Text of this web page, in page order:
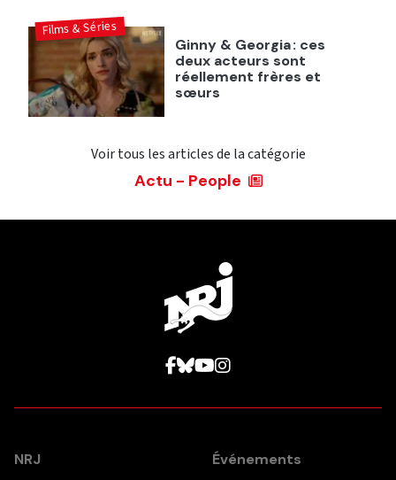
Ginny & Georgia : ces
deux acteurs sont
réellement frères et
sœurs
Films & Séries
Voir tous les articles de la catégorie
Actu - People
NRJ Événements